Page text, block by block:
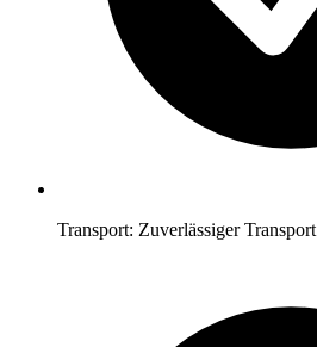
Transport: Zuverlässiger